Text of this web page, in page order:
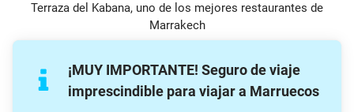
Terraza del Kabana, uno de los mejores restaurantes de
Marrakech
¡MUY IMPORTANTE! Seguro de viaje
imprescindible para viajar a Marruecos